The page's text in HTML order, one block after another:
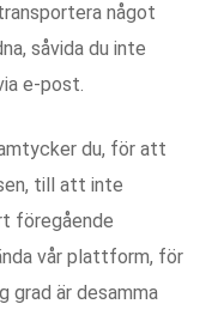
något
såvida du inte
e-post.
du, för att
till att inte
föregående
vår plattform, för
grad är desamma